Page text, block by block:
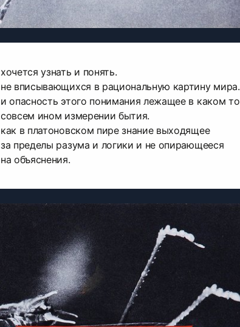
хочется узнать и понять.
не вписывающихся в рациональную картину мира.
и опасность этого понимания лежащее в каком то
совсем ином измерении бытия.
как в платоновском пире знание выходящее
за пределы разума и логики и не опирающееся
на объяснения.